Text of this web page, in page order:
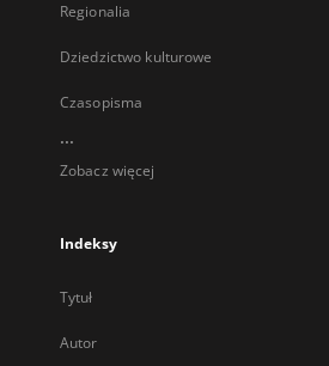
Regionalia
Dziedzictwo kulturowe
Czasopisma
...
Zobacz więcej
Indeksy
Tytuł
Autor